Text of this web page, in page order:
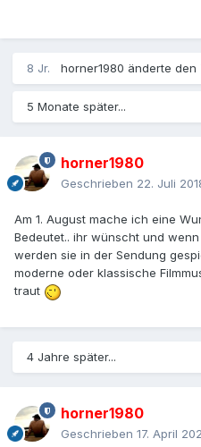
8 Jr. horner1980 änderte den
5 Monate später...
horner1980
Geschrieben 22. Juli
Am 1. August mache ich eine
Bedeutet.. ihr wünscht und
werden sie in der Sendung
moderne oder klassische
traut
4 Jahre später...
horner1980
Geschrieben 17. April